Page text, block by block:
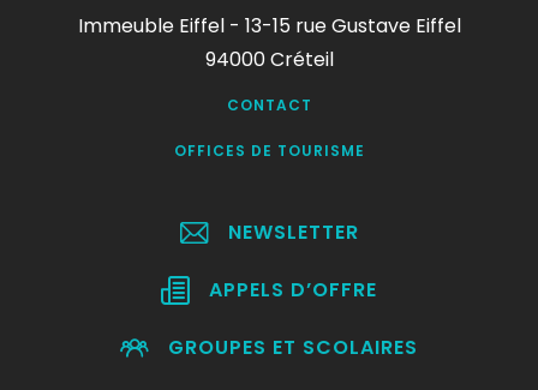
Immeuble Eiffel - 13-15 rue Gustave Eiffel
94000 Créteil
CONTACT
OFFICES DE TOURISME
NEWSLETTER
APPELS D’OFFRE
GROUPES ET SCOLAIRES